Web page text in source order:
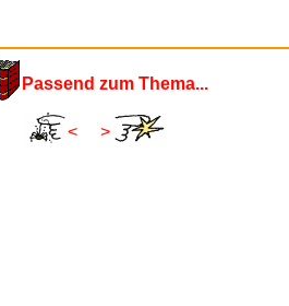
Passend zum Thema...
< >